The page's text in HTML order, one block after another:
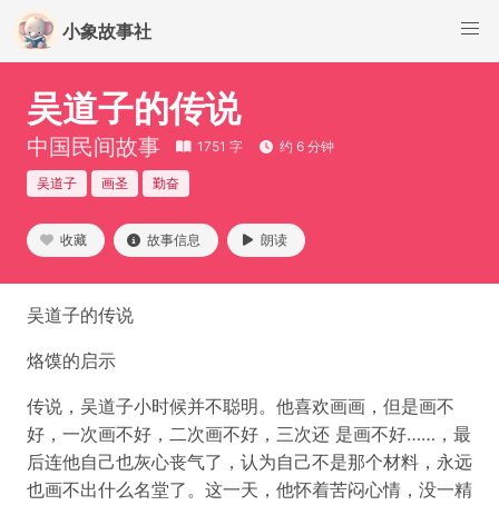
小象故事社
吴道子的传说
中国民间故事 1751 字 约 6 分钟
吴道子 画圣 勤奋
收藏 故事信息 朗读
吴道子的传说
烙馍的启示
传说，吴道子小时候并不聪明。他喜欢画画，但是画不
好，一次画不好，二次画不好，三次还 是画不好……，最
后连他自己也灰心丧气了，认为自己不是那个材料，永远
也画不出什么名堂了。这一天，他怀着苦闷心情，没一精